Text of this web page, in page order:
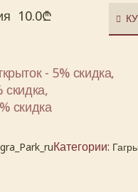
10.0₾
- 5% скидка,
скидка,
скидка
Категории: Гагры